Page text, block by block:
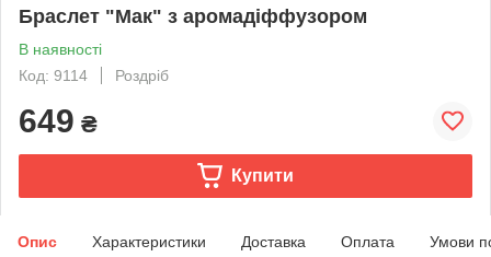
Браслет "Мак" з аромадіффузором
В наявності
Код: 9114
Роздріб
649 ₴
Купити
Опис Характеристики Доставка Оплата Умови